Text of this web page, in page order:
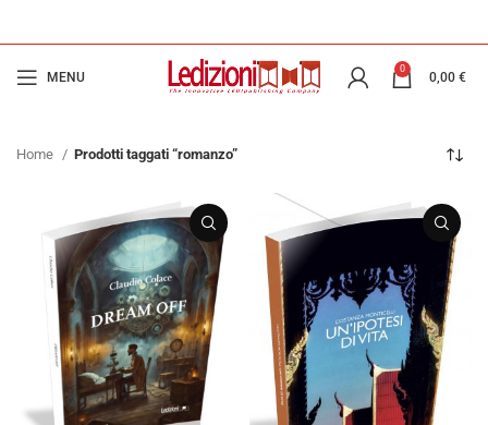
MENU
0
0,00 €
Home Prodotti taggati “romanzo”